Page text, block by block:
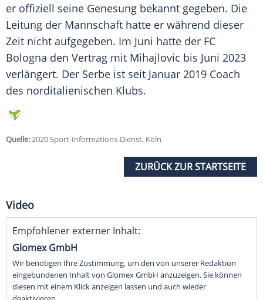
er offiziell seine Genesung bekannt gegeben. Die
Leitung der Mannschaft hatte er während dieser
Zeit nicht aufgegeben. Im Juni hatte der FC
Bologna den Vertrag mit Mihajlovic bis Juni 2023
verlängert. Der Serbe ist seit Januar 2019 Coach
des norditalienischen Klubs.
Quelle:2020 Sport-Informations-Dienst, Köln
ZURÜCK ZUR STARTSEITE
Video
Empfohlener externer Inhalt:
Glomex GmbH
Wir benötigen Ihre Zustimmung, um den von unserer Redaktion
eingebundenen Inhalt von Glomex GmbH anzuzeigen. Sie können
diesen mit einem Klick anzeigen lassen und auch wieder